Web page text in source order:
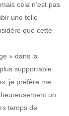
cela n’est pas
une telle
que cette
» dans la
supportable
je préfère me
un
temps de